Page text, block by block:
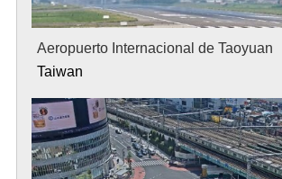
Aeropuerto Internacional de Taoyuan
Taiwan